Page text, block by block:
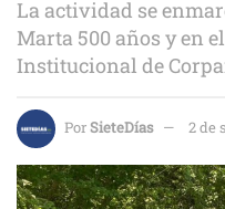
La actividad se
Marta 500 años y en
Institucional de
PorSieteDías 2 de